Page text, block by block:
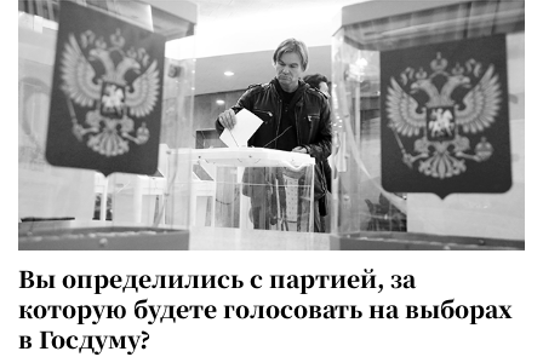
Вы определились с партией, за
которую будете голосовать на выборах
в Госдуму?